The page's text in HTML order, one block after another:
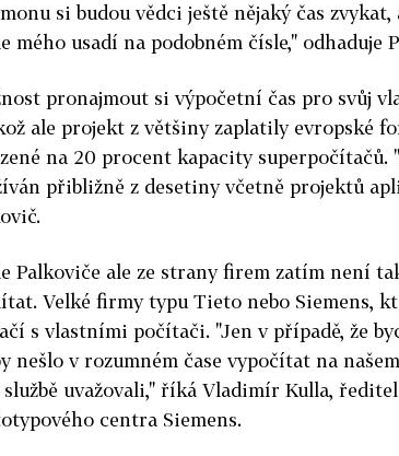
si budou vědci ještě nějaký čas
mého usadí na podobném čísle," odhaduje
pronajmout si výpočetní čas pro svůj
ale projekt z většiny zaplatily evropské
na 20 procent kapacity superpočítačů.
přibližně z desetiny včetně projektů
Palkoviče ale ze strany firem zatím není
Velké firmy typu Tieto nebo Siemens,
s vlastními počítači. "Jen v případě, že
nešlo v rozumném čase vypočítat na
uvažovali," říká Vladimír Kulla,
centra Siemens.